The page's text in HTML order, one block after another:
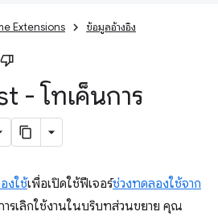
Extensions ข้อมูลอ้างอิง
- โทเค็นการ
งใช้เพื่อเปิดใช้ฟีเจอร์ช่วงทดลองใช้จาก
รเลิกใช้งานในบริบทส่วนขยาย คุณ